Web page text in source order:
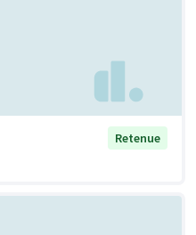
Retenue